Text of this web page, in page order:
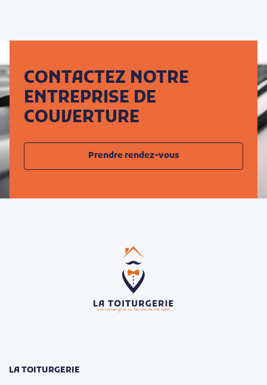
CONTACTEZ NOTRE
ENTREPRISE DE
COUVERTURE
Prendre rendez-vous
LA TOITURGERIE